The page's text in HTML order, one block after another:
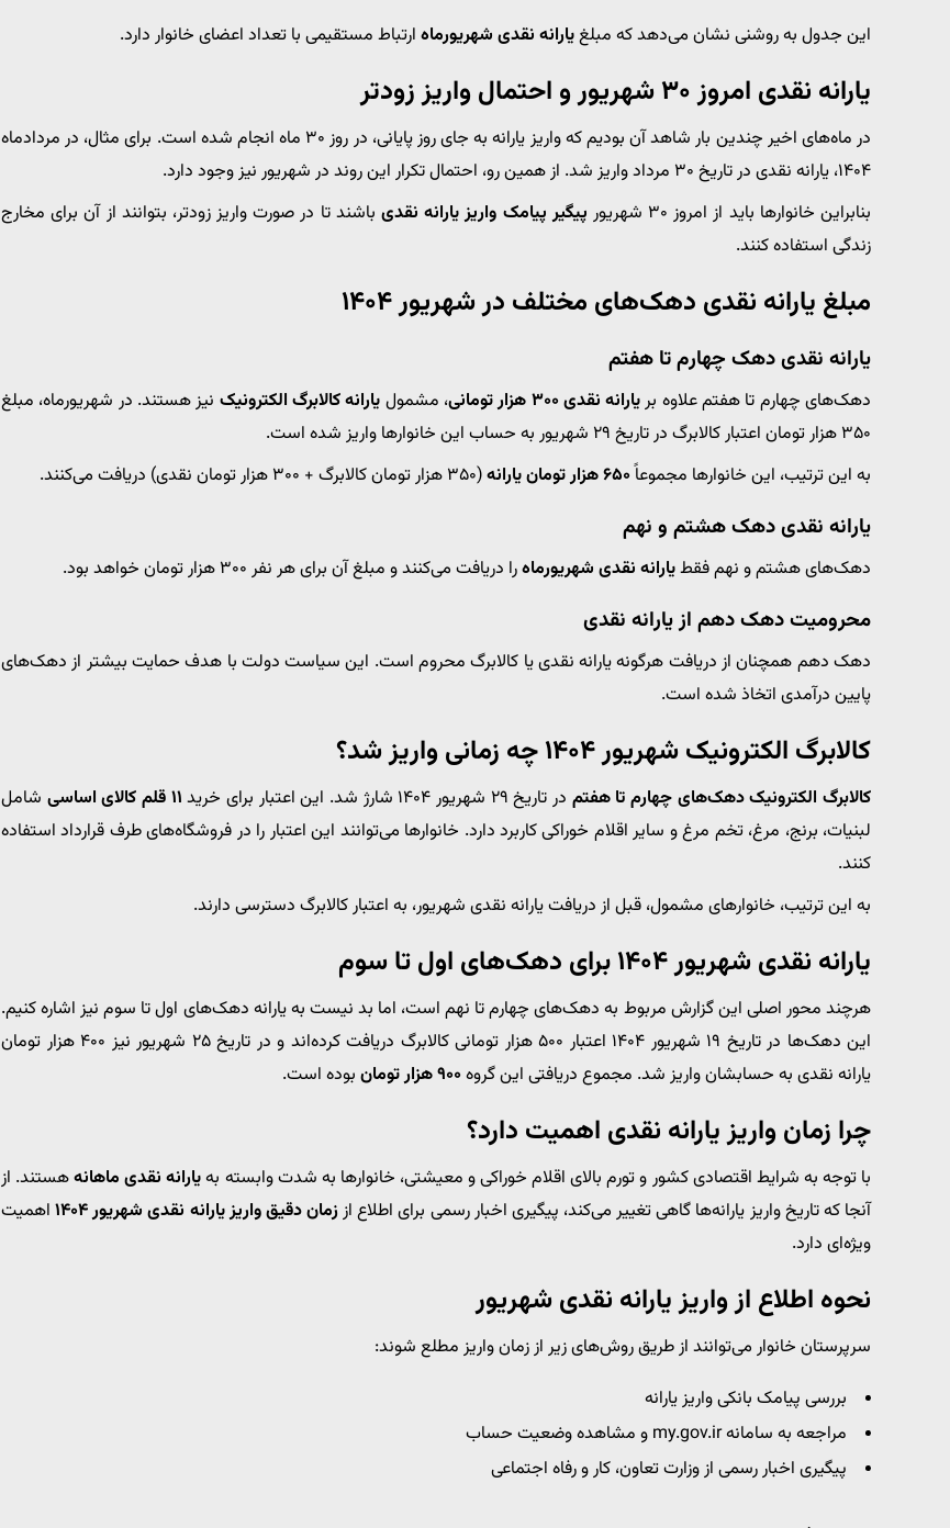
این جدول به روشنی نشان می‌دهد که مبلغیارانه نقدی شهریورماه ارتباط مستقیمی با تعداد اعضای خانوار دارد.
یارانه نقدی امروز ۳۰ شهریور و احتمال واریز زودتر
در ماه‌های اخیر چندین بار شاهد آن بودیم که واریز یارانه به جای روز پایانی، در روز ۳۰ ماه انجام شده است. برای مثال، در مردادماه
۱۴۰۴، یارانه نقدی در تاریخ ۳۰ مرداد واریز شد. از همین رو، احتمال تکرار این روند در شهریور نیز وجود دارد.
بنابراین خانوارها باید از امروز ۳۰ شهریور
پیگیر پیامک واریز یارانه نقدی باشند تا در صورت واریز زودتر، بتوانند از آن برای مخارج
زندگی استفاده کنند.
مبلغ یارانه نقدی دهک‌های مختلف در شهریور ۱۴۰۴
یارانه نقدی دهک چهارم تا هفتم
دهک‌های چهارم تا هفتم علاوه بریارانه نقدی ۳۰۰ هزار تومانی ، مشمول یارانه کالابرگ الکترونیک نیز هستند. در شهریورماه، مبلغ
۳۵۰ هزار تومان اعتبار کالابرگ در تاریخ ۲۹ شهریور به حساب این خانوارها واریز شده است.
به این ترتیب، این خانوارها مجموعاً ۶۵۰ هزار تومان یارانه (۳۵۰ هزار تومان کالابرگ + ۳۰۰ هزار تومان نقدی) دریافت می‌کنند.
یارانه نقدی دهک هشتم و نهم
دهک‌های هشتم و نهم فقطیارانه نقدی شهریورماهرا دریافت می‌کنند و مبلغ آن برای هر نفر ۳۰۰ هزار تومان خواهد بود.
محرومیت دهک دهم از یارانه نقدی
دهک دهم همچنان از دریافت هرگونه یارانه نقدی یا کالابرگ محروم است. این سیاست دولت با هدف حمایت بیشتر از دهک‌های
پایین درآمدی اتخاذ شده است.
کالابرگ الکترونیک شهریور ۱۴۰۴ چه زمانی واریز شد؟
کالابرگ الکترونیک دهک‌های چهارم تا هفتم در تاریخ ۲۹ شهریور ۱۴۰۴ شارژ شد. این اعتبار برای خرید ۱۱ قلم کالای اساسی
شامل
لبنیات، برنج، مرغ، تخم مرغ و سایر اقلام خوراکی کاربرد دارد. خانوارها می‌توانند این اعتبار را در فروشگاه‌های طرف قرارداد استفاده
کنند.
به این ترتیب، خانوارهای مشمول، قبل از دریافت یارانه نقدی شهریور، به اعتبار کالابرگ دسترسی دارند.
یارانه نقدی شهریور ۱۴۰۴ برای دهک‌های اول تا سوم
هرچند محور اصلی این گزارش مربوط به دهک‌های چهارم تا نهم است، اما بد نیست به یارانه دهک‌های اول تا سوم نیز اشاره کنیم.
این دهک‌ها در تاریخ ۱۹ شهریور ۱۴۰۴ اعتبار ۵۰۰ هزار تومانی کالابرگ دریافت کرده‌اند و در تاریخ ۲۵ شهریور نیز ۴۰۰ هزار تومان
یارانه نقدی به حسابشان واریز شد. مجموع دریافتی این گروه۹۰۰ هزار تومان بوده است.
چرا زمان واریز یارانه نقدی اهمیت دارد؟
با توجه به شرایط اقتصادی کشور و تورم بالای اقلام خوراکی و معیشتی، خانوارها به شدت وابسته بهیارانه نقدی ماهانههستند. از
آنجا که تاریخ واریز یارانه‌ها گاهی تغییر می‌کند، پیگیری اخبار رسمی برای اطلاع اززمان دقیق واریز یارانه نقدی شهریور ۱۴۰۴
اهمیت
ویژه‌ای دارد.
نحوه اطلاع از واریز یارانه نقدی شهریور
سرپرستان خانوار می‌توانند از طریق روش‌های زیر از زمان واریز مطلع شوند:
بررسی پیامک بانکی واریز یارانه
مراجعه به سامانه my.gov.ir و مشاهده وضعیت حساب
پیگیری اخبار رسمی از وزارت تعاون، کار و رفاه اجتماعی